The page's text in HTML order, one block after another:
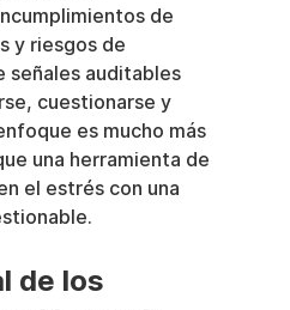
de
y riesgos de
señales auditables
cuestionarse y
es mucho más
una herramienta de
el estrés con una
de los